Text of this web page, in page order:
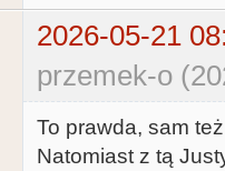
2026-05-21
przemek-o
To prawda, sam
Natomiast z tą